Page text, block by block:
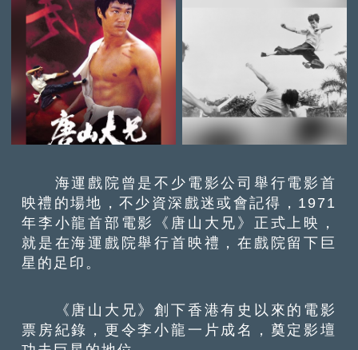
海運戲院曾是不少電影公司舉行電影首
映禮的場地，不少資深戲迷或會記得，1971
年李小龍首部電影《唐山大兄》正式上映，
就是在海運戲院舉行首映禮，在戲院留下巨
星的足印。
《唐山大兄》創下香港有史以來的電影
票房紀錄，更令李小龍一片成名，奠定影壇